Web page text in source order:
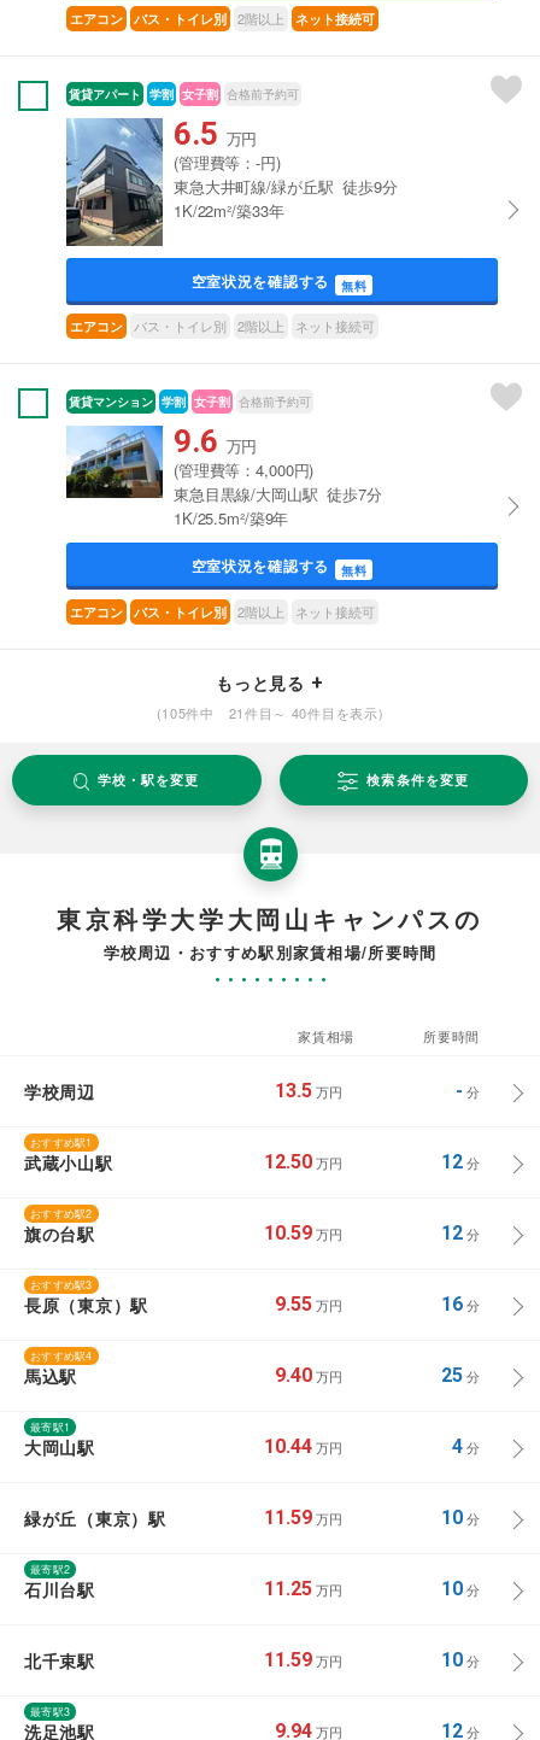
エアコン バス・トイレ別 2階以上 ネット接続可
賃貸アパート 学割 女子割 合格前予約可
6.5 万円
(管理費等：-円)
東急大井町線/緑が丘駅 徒歩9分
1K/22m²/築33年
空室状況を確認する 無料
エアコン バス・トイレ別 2階以上 ネット接続可
賃貸マンション 学割 女子割 合格前予約可
9.6 万円
(管理費等：4,000円)
東急目黒線/大岡山駅 徒歩7分
1K/25.5m²/築9年
空室状況を確認する 無料
エアコン バス・トイレ別 2階以上 ネット接続可
もっと見る
(105件中 21件目～ 40件目を表示)
学校・駅を変更 検索条件を変更
東京科学大学大岡山キャンパスの
学校周辺・おすすめ駅別家賃相場/所要時間
家賃相場 所要時間
学校周辺 13.5 万円 - 分
おすすめ駅1
武蔵小山駅 12.50 万円 12分
おすすめ駅2
旗の台駅 10.59 万円 12分
おすすめ駅3
長原（東京）駅 9.55 万円 16分
おすすめ駅4
馬込駅 9.40 万円 25分
最寄駅1
大岡山駅 10.44 万円 4分
緑が丘（東京）駅 11.59 万円 10分
最寄駅2
石川台駅 11.25 万円 10分
北千束駅 11.59 万円 10分
最寄駅3
洗足池駅 9.94 万円 12分